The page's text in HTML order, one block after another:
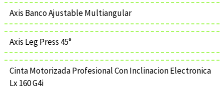
Axis Banco Ajustable Multiangular
Axis Leg Press 45°
Cinta Motorizada Profesional Con Inclinacion Electronica
Lx 160 G4i